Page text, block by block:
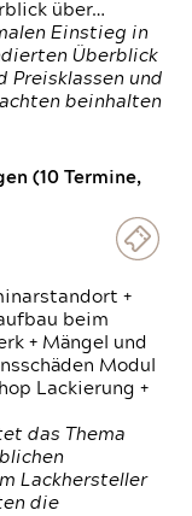
über…
Einstieg in
Überblick
Preisklassen und
beinhalten
(10 Termine,
+
beim
+ Mängel und
Modul
Lackierung +
das Thema
Lackhersteller
die